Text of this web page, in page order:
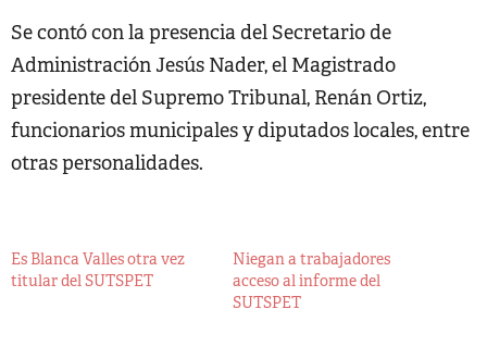
Se contó con la presencia del Secretario de
Administración Jesús Nader, el Magistrado
presidente del Supremo Tribunal, Renán Ortiz,
funcionarios municipales y diputados locales, entre
otras personalidades.
Es Blanca Valles otra vez
titular del SUTSPET
Niegan a trabajadores
acceso al informe del
SUTSPET